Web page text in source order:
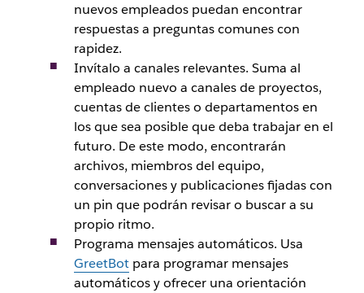
nuevos empleados puedan encontrar
respuestas a preguntas comunes con
rapidez.
Invítalo a canales relevantes. Suma al
empleado nuevo a canales de proyectos,
cuentas de clientes o departamentos en
los que sea posible que deba trabajar en el
futuro. De este modo, encontrarán
archivos, miembros del equipo,
conversaciones y publicaciones fijadas con
un pin que podrán revisar o buscar a su
propio ritmo.
Programa mensajes automáticos. Usa
GreetBotpara programar mensajes
automáticos y ofrecer una orientación